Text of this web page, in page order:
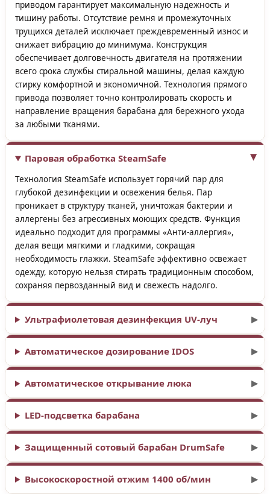
приводом гарантирует максимальную надежность и
тишину работы. Отсутствие ремня и промежуточных
трущихся деталей исключает преждевременный износ и
снижает вибрацию до минимума. Конструкция
обеспечивает долговечность двигателя на протяжении
всего срока службы стиральной машины, делая каждую
стирку комфортной и экономичной. Технология прямого
привода позволяет точно контролировать скорость и
направление вращения барабана для бережного ухода
за любыми тканями.
Паровая обработка SteamSafe
Технология SteamSafe использует горячий пар для
глубокой дезинфекции и освежения белья. Пар
проникает в структуру тканей, уничтожая бактерии и
аллергены без агрессивных моющих средств. Функция
идеально подходит для программы «Анти-аллергия»,
делая вещи мягкими и гладкими, сокращая
необходимость глажки. SteamSafe эффективно освежает
одежду, которую нельзя стирать традиционным способом,
сохраняя первозданный вид и свежесть надолго.
Ультрафиолетовая дезинфекция UV-луч
Автоматическое дозирование IDOS
Автоматическое открывание люка
LED-подсветка барабана
Защищенный сотовый барабан DrumSafe
Высокоскоростной отжим 1400 об/мин